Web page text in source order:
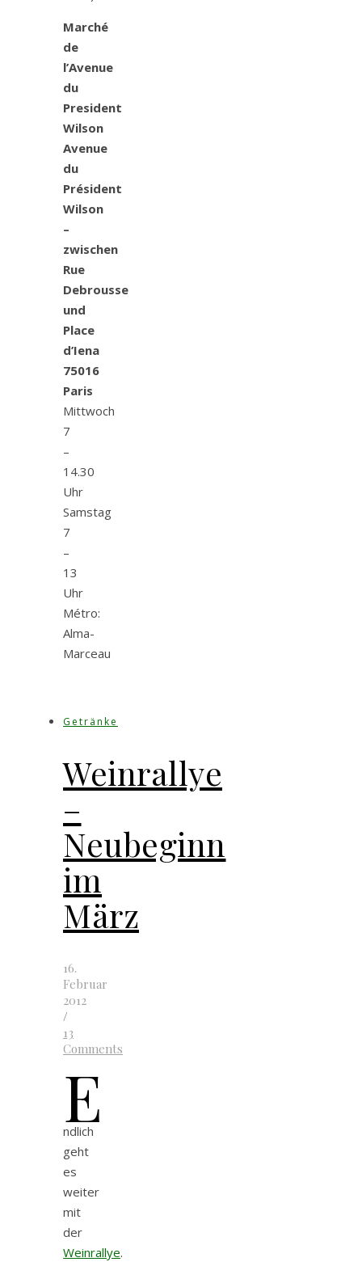
Marché
de
l’Avenue
du
President
Wilson
Avenue
du
Président
Wilson
–
zwischen
Rue
Debrousse
und
Place
d’Iena
75016
Paris
Mittwoch
7
–
14.30
Uhr
Samstag
7
–
13
Uhr
Métro:
Alma-
Marceau
Getränke
Weinrallye
–
Neubeginn
im
März
16.
Februar
2012
/
13
Comments
E
ndlich
geht
es
weiter
mit
der
Weinrallye.